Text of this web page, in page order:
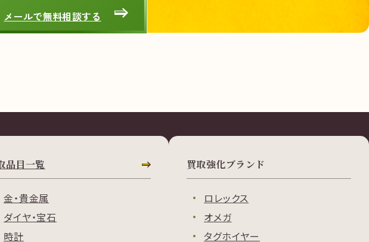
メールで無料相談する
品目一覧
金・貴金属
ダイヤ・宝石
時計
買取強化ブランド
ロレックス
オメガ
タグホイヤー